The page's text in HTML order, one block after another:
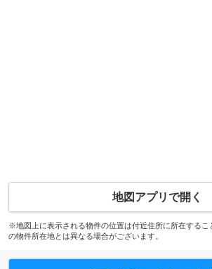
地図アプリで開く
※地図上に表示される物件の位置は付近住所に所在するこ
の物件所在地とは異なる場合がございます。